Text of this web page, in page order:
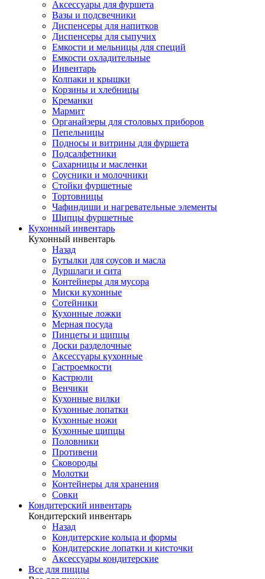
Аксессуары для фуршета
Вазы и подсвечники
Диспенсеры для напитков
Диспенсеры для сыпучих
Емкости и мельницы для специй
Емкости охладительные
Инвентарь
Колпаки и крышки
Корзины и хлебницы
Креманки
Мармит
Органайзеры для столовых приборов
Пепельницы
Подносы и витрины для фуршета
Подсалфетники
Сахарницы и масленки
Соусники и молочники
Стойки фуршетные
Тортовницы
Чафиндиши и нагревательные элементы
Щипцы фуршетные
Кухонный инвентарь
Кухонный инвентарь
Назад
Бутылки для соусов и масла
Дуршлаги и сита
Контейнеры для мусора
Миски кухонные
Сотейники
Кухонные ложки
Мерная посуда
Пинцеты и щипцы
Доски разделочные
Аксессуары кухонные
Гастроемкости
Кастрюли
Венчики
Кухонные вилки
Кухонные лопатки
Кухонные ножи
Кухонные щипцы
Половники
Противени
Сковороды
Молотки
Контейнеры для хранения
Совки
Кондитерский инвентарь
Кондитерский инвентарь
Назад
Кондитерские кольца и формы
Кондитерские лопатки и кисточки
Аксессуары кондитерские
Все для пиццы